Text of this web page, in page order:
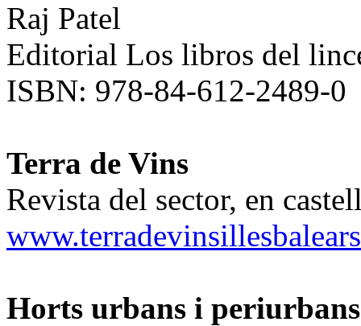
Raj Patel
Editorial Los libros del
ISBN: 978-84-612-2489-0
Terra de Vins
Revista del sector, en
Horts urbans i periurbans